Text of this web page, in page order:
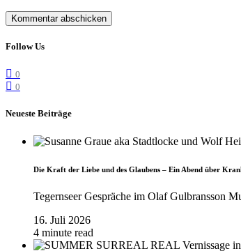
Follow Us
0
0
Neueste Beiträge
Die Kraft der Liebe und des Glaubens – Ein Abend über
Tegernseer Gespräche im Olaf Gulbransson
16. Juli 2026
4 minute read